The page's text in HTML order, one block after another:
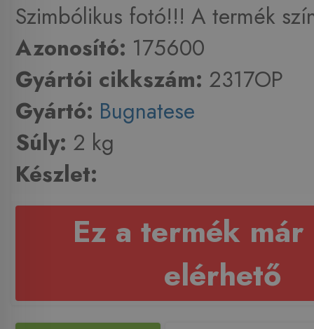
Szimbólikus fotó!!! A termék
Azonosító: 175600
Gyártói cikkszám: 2317OP
Gyártó: Bugnatese
Súly: 2 kg
Készlet:
Ez a termék már
elérhető